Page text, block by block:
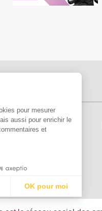
pour mesurer
aussi pour enrichir le
et
OK pour moi